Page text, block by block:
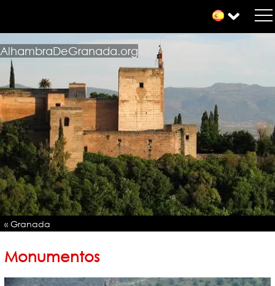
AlhambraDeGranada.org
« Granada
Monumentos